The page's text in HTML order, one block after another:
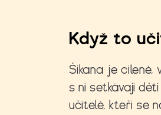
Když to
Šikana je cílené,
s ní setkávají
učitelé, kteří se